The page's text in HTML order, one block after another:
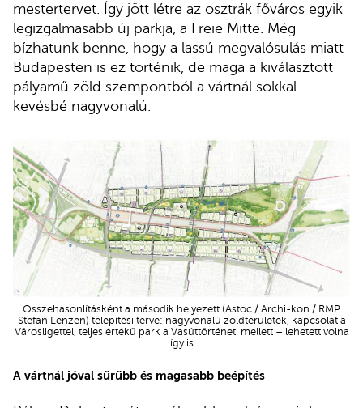
mestertervet. Így jött létre az osztrák főváros egyik
legizgalmasabb új parkja, a Freie Mitte. Még
bízhatunk benne, hogy a lassú megvalósulás miatt
Budapesten is ez történik, de maga a kiválasztott
pályamű zöld szempontból a vártnál sokkal
kevésbé nagyvonalú.
Összehasonlításként a második helyezett (Astoc / Archi-kon / RMP
Stefan Lenzen) telepítési terve: nagyvonalú zöldterületek, kapcsolat a
Városligettel, teljes értékű park a Vasúttörténeti mellett – lehetett volna
így is
A vártnál jóval sűrűbb és magasabb beépítés